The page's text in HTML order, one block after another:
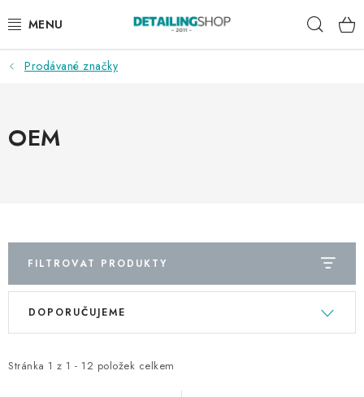
na
AKCE
PŘÍSLUŠENSTVÍ
DÁRKOVÉ SADY A POUKAZY
NAŠE SLUŽBY
Prodávané značky
OEM
FILTROVAT PRODUKTY
V
i
Stránka 1 z 1 - 12 položek celkem
Ř
e
DOPORUČUJEME